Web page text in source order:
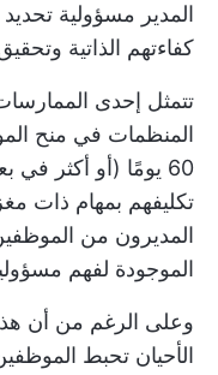
المدير مسؤولية
كفاءتهم الذاتية
تتمثل إحدى
60 يومًا (أو أكثر
تكليفهم بمهام ذات
المديرون من
الموجودة لفهم
وعلى الرغم من أن
الأحيان تحبط